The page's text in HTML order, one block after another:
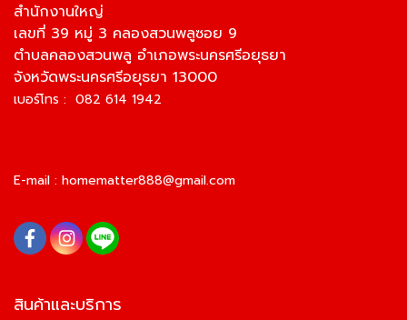
สำนักงานใหญ่
เลขที่ 39 หมู่ 3 คลองสวนพลูซอย 9
ตำบลคลองสวนพลู อำเภอพระนครศรีอยุธยา
จังหวัดพระนครศรีอยุธยา 13000
เบอร์โทร : 082 614 1942
E-mail : homematter888@gmail.com
สินค้าและบริการ